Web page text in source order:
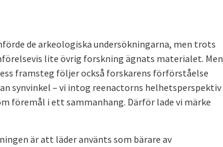
de arkeologiska undersökningarna, men trots
lite övrig forskning ägnats materialet. Men
framsteg följer också forskarens förförståelse
synvinkel – vi intog reenactorns helhetsperspektiv
föremål i ett sammanhang. Därför lade vi märke
är att läder använts som bärare av